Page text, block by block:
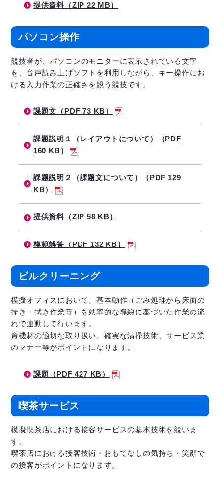
提供資料（ZIP 22 MB）
パソコン操作
競技者が、パソコンのモニターに表示されている文字
を、音声読み上げソフトを利用しながら、キー操作にお
ける入力作業の正確さを競う競技です。
課題文（PDF 73 KB）
課題説明１（レイアウトについて）（PDF
160 KB）
課題説明２（課題文について）（PDF 129
KB）
提供資料（ZIP 58 KB）
模範解答（PDF 132 KB）
ビルクリーニング
模擬オフィスにおいて、基本動作（ごみ処理から床面の
掃き・拭き作業等）を効率的な導線に基づいた作業の流
れで連動して行います。
資機材の適切な取り扱い、確実な清掃技術、サービス業
のマナー等がポイントになります。
課題（PDF 427 KB）
喫茶サービス
模擬喫茶店における接客サービスの基本技術を競いま
す。
喫茶店における接客技術・おもてなしの気持ち・笑顔で
の接客がポイントになります。